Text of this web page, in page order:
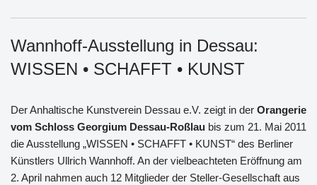
Wannhoff-Ausstellung in Dessau:
WISSEN • SCHAFFT • KUNST
Der Anhaltische Kunstverein Dessau e.V. zeigt in der Orangerie
vom Schloss Georgium Dessau-Roßlau bis zum 21. Mai 2011
die Ausstellung „WISSEN • SCHAFFT • KUNST“ des Berliner
Künstlers Ullrich Wannhoff. An der vielbeachteten Eröffnung am
2. April nahmen auch 12 Mitglieder der Steller-Gesellschaft aus